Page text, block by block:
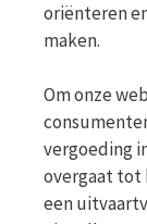
oriënteren
maken.
Om onze
vergoeding
overgaat tot
een